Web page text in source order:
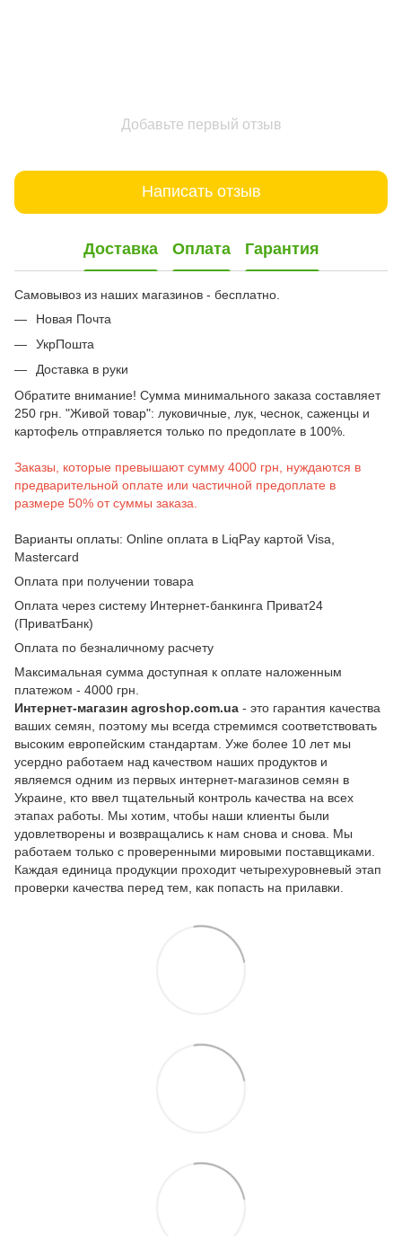
Добавьте первый отзыв
Написать отзыв
Доставка Оплата Гарантия
Самовывоз из наших магазинов - бесплатно.
Новая Почта
УкрПошта
Доставка в руки
Обратите внимание! Сумма минимального заказа составляет
250 грн. "Живой товар": луковичные, лук, чеснок, саженцы и
картофель отправляется только по предоплате в 100%.
Заказы, которые превышают сумму 4000 грн, нуждаются в
предварительной оплате или частичной предоплате в
размере 50% от суммы заказа.
Варианты оплаты: Online оплата в LiqPay картой Visa,
Mastercard
Оплата при получении товара
Оплата через систему Интернет-банкинга Приват24
(ПриватБанк)
Оплата по безналичному расчету
Максимальная сумма доступная к оплате наложенным
платежом - 4000 грн.
Интернет-магазин agroshop.com.ua - это гарантия качества
ваших семян, поэтому мы всегда стремимся соответствовать
высоким европейским стандартам. Уже более 10 лет мы
усердно работаем над качеством наших продуктов и
являемся одним из первых интернет-магазинов семян в
Украине, кто ввел тщательный контроль качества на всех
этапах работы. Мы хотим, чтобы наши клиенты были
удовлетворены и возвращались к нам снова и снова. Мы
работаем только с проверенными мировыми поставщиками.
Каждая единица продукции проходит четырехуровневый этап
проверки качества перед тем, как попасть на прилавки.